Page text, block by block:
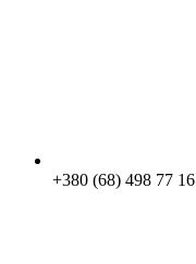
+380 (68) 498 77 16